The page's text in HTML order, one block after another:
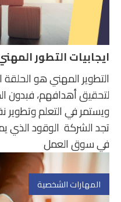
ايجابيات التطور
التطوير المهني هو
لتحقيق أهدافهم، فبدون
ويستمر في التعلم
تجد الشركة الوقود الذي
في سوق العمل
المهارات الشخصية